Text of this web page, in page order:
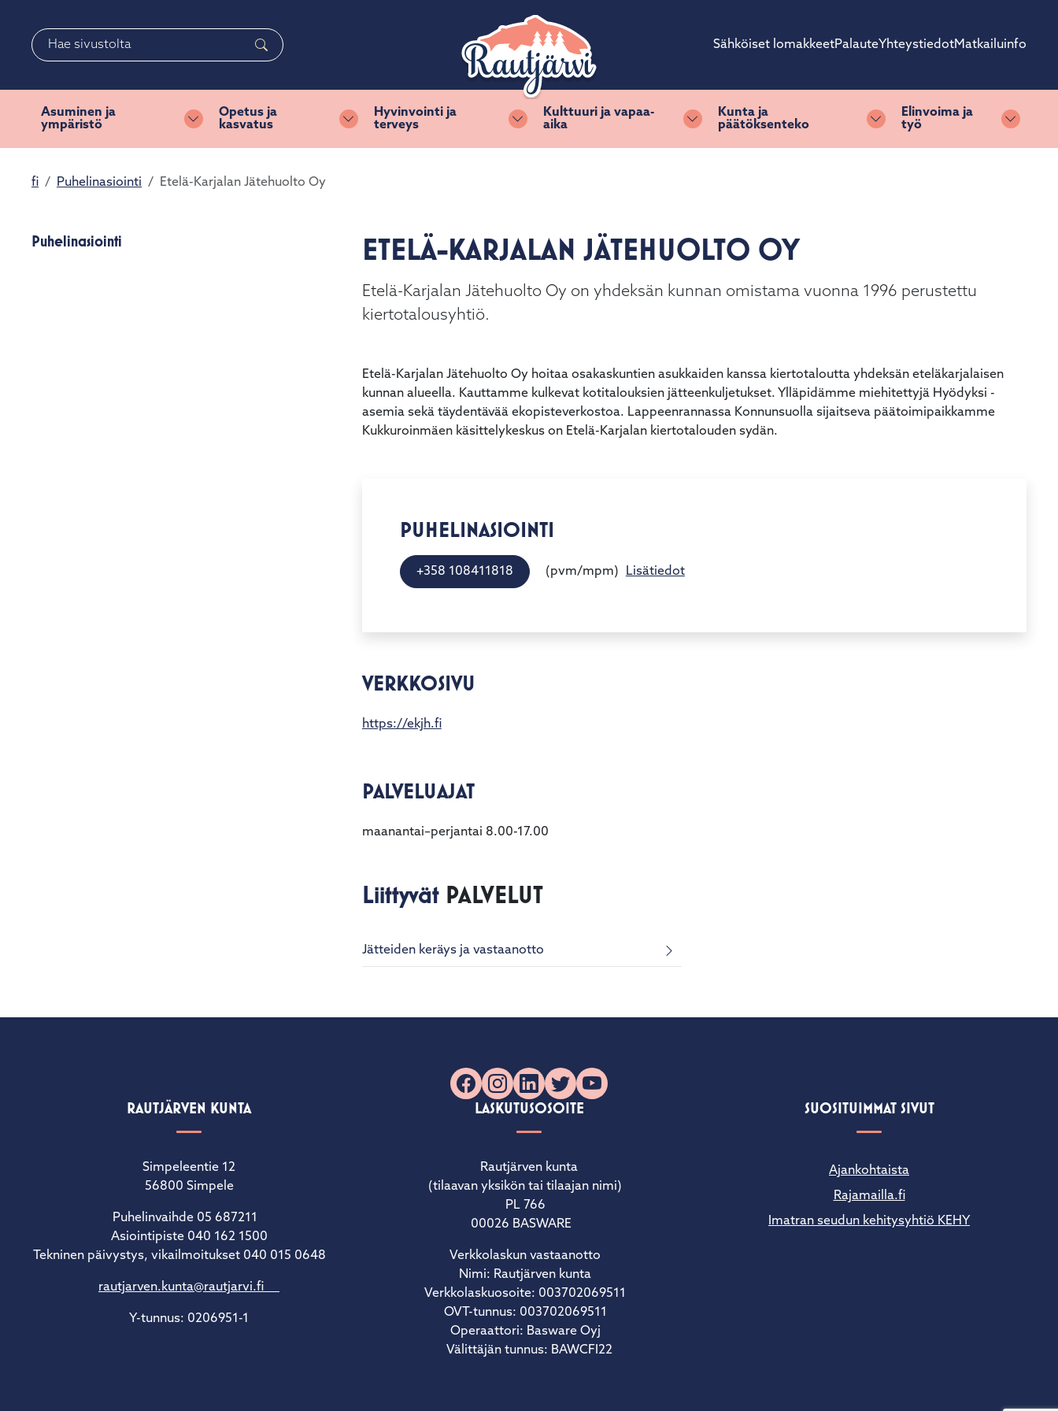
Sähköiset lomakkeetPalauteYhteystiedotMatkailuinfo
Haku
Asuminen ja
ympäristö
Vaihda alasvetovalikkoa
Opetus ja
kasvatus
Vaihda alasvetovalikkoa
Hyvinvointi ja
terveys
Vaihda alasvetovalikkoa
Kulttuuri ja vapaa-
aika
Vaihda alasvetovalikkoa
Kunta ja
päätöksenteko
Vaihda alasvetovalikkoa
Elinvoima ja
työ
Vaihda
fi Puhelinasiointi Etelä-Karjalan Jätehuolto Oy
Puhelinasiointi ETELÄ-KARJALAN JÄTEHUOLTO OY
Etelä-Karjalan Jätehuolto Oy on yhdeksän kunnan omistama vuonna 1996 perustettu
kiertotalousyhtiö.
Etelä-Karjalan Jätehuolto Oy hoitaa osakaskuntien asukkaiden kanssa kiertotaloutta yhdeksän eteläkarjalaisen
kunnan alueella. Kauttamme kulkevat kotitalouksien jätteenkuljetukset. Ylläpidämme miehitettyjä Hyödyksi -
asemia sekä täydentävää ekopisteverkostoa. Lappeenrannassa Konnunsuolla sijaitseva päätoimipaikkamme
Kukkuroinmäen käsittelykeskus on Etelä-Karjalan kiertotalouden sydän.
PUHELINASIOINTI
+358 108411818 (pvm/mpm) Lisätiedot
VERKKOSIVU
https://ekjh.fi
PALVELUAJAT
maanantai–perjantai 8.00-17.00
Liittyvät PALVELUT
Jätteiden keräys ja vastaanotto
Facebook
Instagram
LinkedIn
X YouTube
RAUTJÄRVEN KUNTA
Simpeleentie 12
56800 Simpele
Puhelinvaihde 05 687211
Asiointipiste 040 162 1500
Tekninen päivystys, vikailmoitukset 040 015 0648
rautjarven.kunta@rautjarvi.fi
Y-tunnus: 0206951-1
LASKUTUSOSOITE
Rautjärven kunta
(tilaavan yksikön tai tilaajan nimi)
PL 766
00026 BASWARE
Verkkolaskun vastaanotto
Nimi: Rautjärven kunta
Verkkolaskuosoite: 003702069511
OVT-tunnus: 003702069511
Operaattori: Basware Oyj
Välittäjän tunnus: BAWCFI22
SUOSITUIMMAT SIVUT
Ajankohtaista
Rajamailla.fi
Imatran seudun kehitysyhtiö KEHY